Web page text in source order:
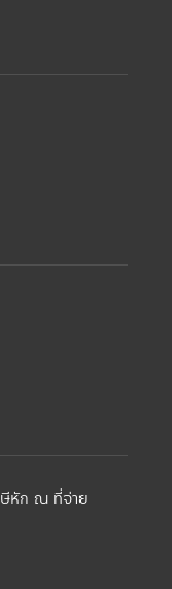
ษีหัก ณ ที่จ่าย